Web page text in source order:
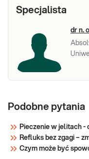
Specjalista
dr n.
Podobne pytania
Pieczenie w jelitach -
Refluks bez zgagi –
Czym może być